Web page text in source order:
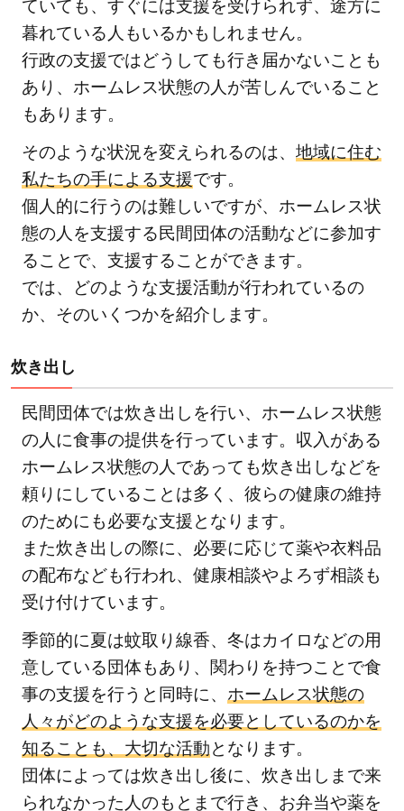
ていても、すぐには支援を受けられず、途方に
暮れている人もいるかもしれません。
行政の支援ではどうしても行き届かないことも
あり、ホームレス状態の人が苦しんでいること
もあります。
そのような状況を変えられるのは、 地域に住む
私たちの手による支援です。
個人的に行うのは難しいですが、ホームレス状
態の人を支援する民間団体の活動などに参加す
ることで、支援することができます。
では、どのような支援活動が行われているの
か、そのいくつかを紹介します。
炊き出し
民間団体では炊き出しを行い、ホームレス状態
の人に食事の提供を行っています。収入がある
ホームレス状態の人であっても炊き出しなどを
頼りにしていることは多く、彼らの健康の維持
のためにも必要な支援となります。
また炊き出しの際に、必要に応じて薬や衣料品
の配布なども行われ、健康相談やよろず相談も
受け付けています。
季節的に夏は蚊取り線香、冬はカイロなどの用
意している団体もあり、関わりを持つことで食
事の支援を行うと同時に、 ホームレス状態の
人々がどのような支援を必要としているのかを
知ることも、大切な活動となります。
団体によっては炊き出し後に、炊き出しまで来
られなかった人のもとまで行き、お弁当や薬を